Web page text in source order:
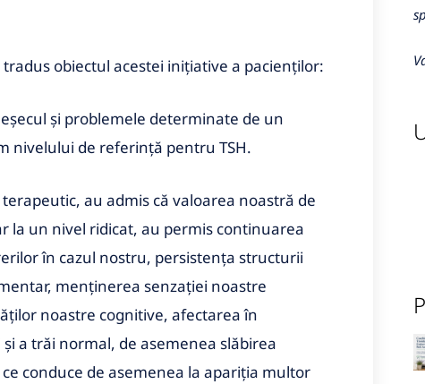
obiectul acestei iniţiative a pacienţilor:
şi problemele determinate de un
nivelului de referinţă pentru TSH.
au admis că valoarea noastră de
la un nivel ridicat, au permis continuarea
în cazul nostru, persistenţa structurii
menţinerea senzaţiei noastre
noastre cognitive, afectarea în
a trăi normal, de asemenea slăbirea
conduce de asemenea la apariţia multor